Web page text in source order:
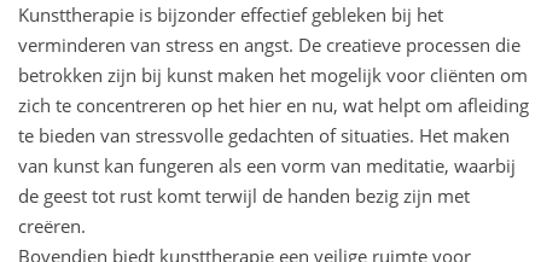
Kunsttherapie is bijzonder effectief gebleken bij het
verminderen van stress en angst. De creatieve processen die
betrokken zijn bij kunst maken het mogelijk voor cliënten om
zich te concentreren op het hier en nu, wat helpt om afleiding
te bieden van stressvolle gedachten of situaties. Het maken
van kunst kan fungeren als een vorm van meditatie, waarbij
de geest tot rust komt terwijl de handen bezig zijn met
creëren.
Bovendien biedt kunsttherapie een veilige ruimte voor